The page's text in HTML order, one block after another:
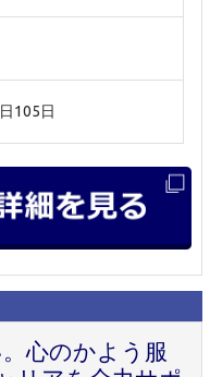
105日
心のかよう服